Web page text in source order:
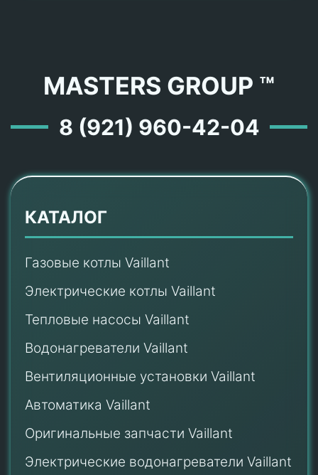
MASTERS GROUP ™
8 (921) 960-42-04
КАТАЛОГ
Газовые котлы Vaillant
Электрические котлы Vaillant
Тепловые насосы Vaillant
Водонагреватели Vaillant
Вентиляционные установки Vaillant
Автоматика Vaillant
Оригинальные запчасти Vaillant
Электрические водонагреватели Vaillant